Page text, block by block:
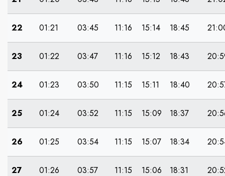
22 01:21 03:45 11:16 15:14 18:45
23 01:22 03:47 11:16 15:12 18:43
24 01:23 03:50 11:15 15:11 18:40
25 01:24 03:52 11:15 15:09 18:37
26 01:25 03:54 11:15 15:07 18:34
27 01:26 03:57 11:15 15:06 18:31